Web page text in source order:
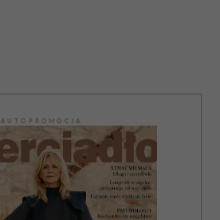
AUTOPROMOCJA